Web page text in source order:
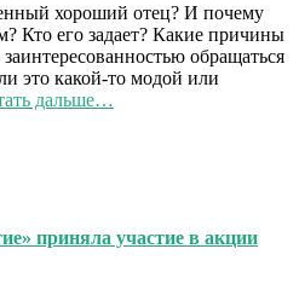
хороший отец? И почему
Кто его задает? Какие причины
обращаться
это какой-то модой или
дальше…
приняла участие в акции